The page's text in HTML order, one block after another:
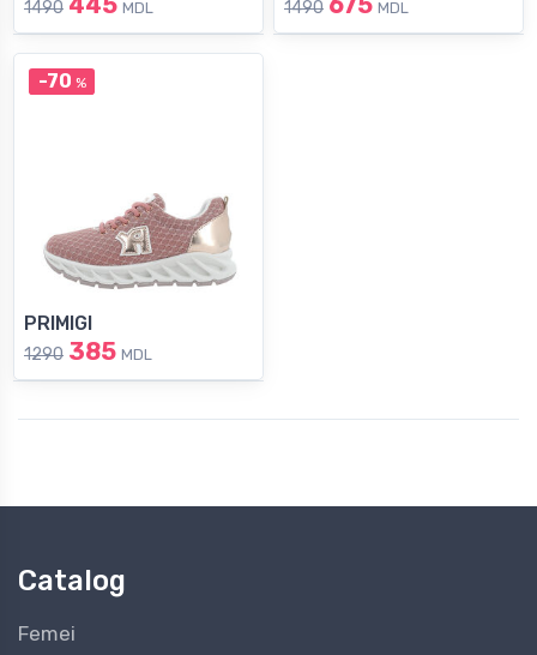
1490 MDL 1490 MDL
-70 %
PRIMIGI
1290 385 MDL
Catalog
Femei